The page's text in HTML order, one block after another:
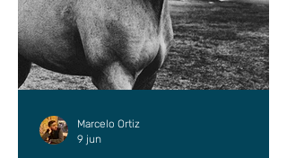
Marcelo Ortiz
9 jun